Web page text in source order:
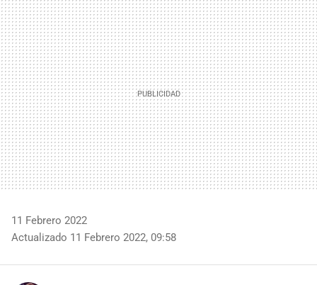
MAIL
11 Febrero 2022
Actualizado 11 Febrero 2022, 09:58